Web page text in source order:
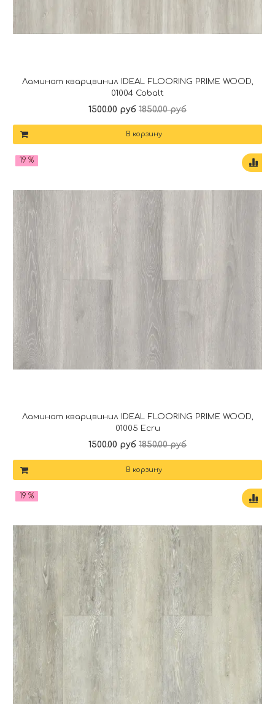
Ламинат кварцвинил IDEAL FLOORING PRIME WOOD,
01004 Cobalt
1500.00 руб 1850.00 руб
В корзину
19 %
Ламинат кварцвинил IDEAL FLOORING PRIME WOOD,
01005 Ecru
1500.00 руб 1850.00 руб
В корзину
19 %